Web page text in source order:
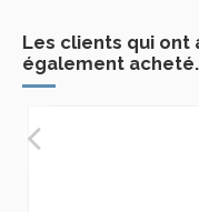
Les clients qui
également